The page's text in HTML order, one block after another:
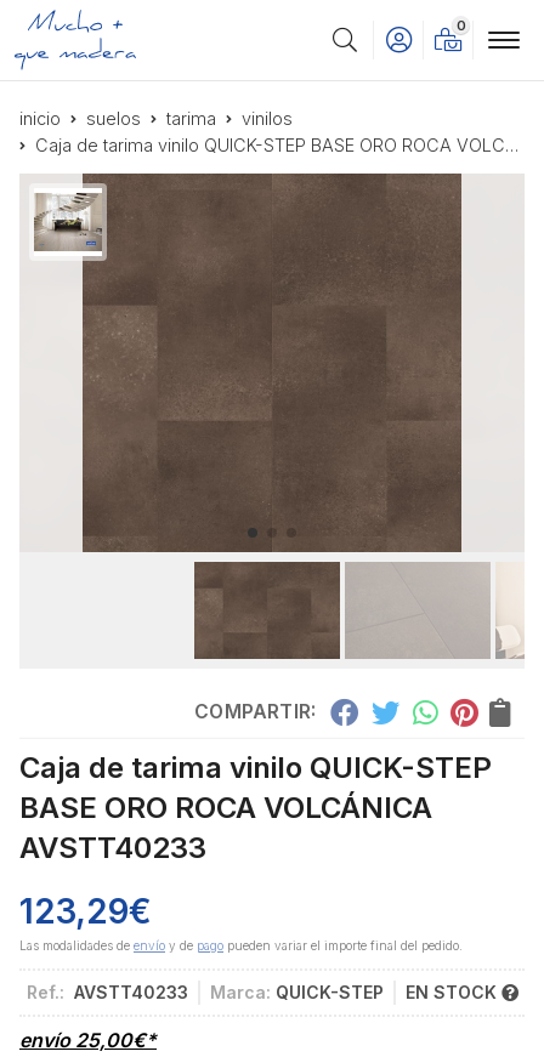
Buscar
0
inicio suelos tarima
vinilos
Caja de tarima vinilo QUICK-STEP BASE ORO ROCA VOLCÁNICA AVSTT40233
COMPARTIR:
Caja de tarima vinilo QUICK-STEP
BASE ORO ROCA VOLCÁNICA
AVSTT40233
123,29€
Las modalidades de envío y de pago pueden variar el importe final del pedido.
Ref.: AVSTT40233 Marca: QUICK-STEP EN STOCK
envío 25,00€*